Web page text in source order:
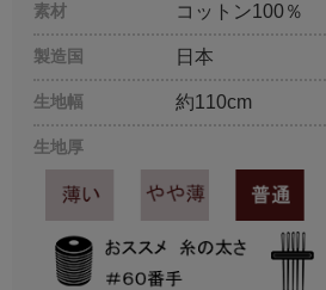
素材 コットン100％
製造国 日本
生地幅 約110cm
生地厚